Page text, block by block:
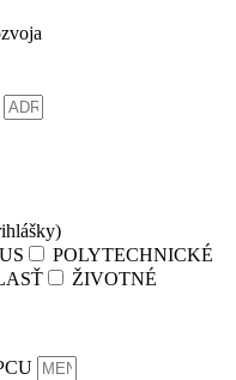
POLYTECHNICKÉ
ŽIVOTNÉ